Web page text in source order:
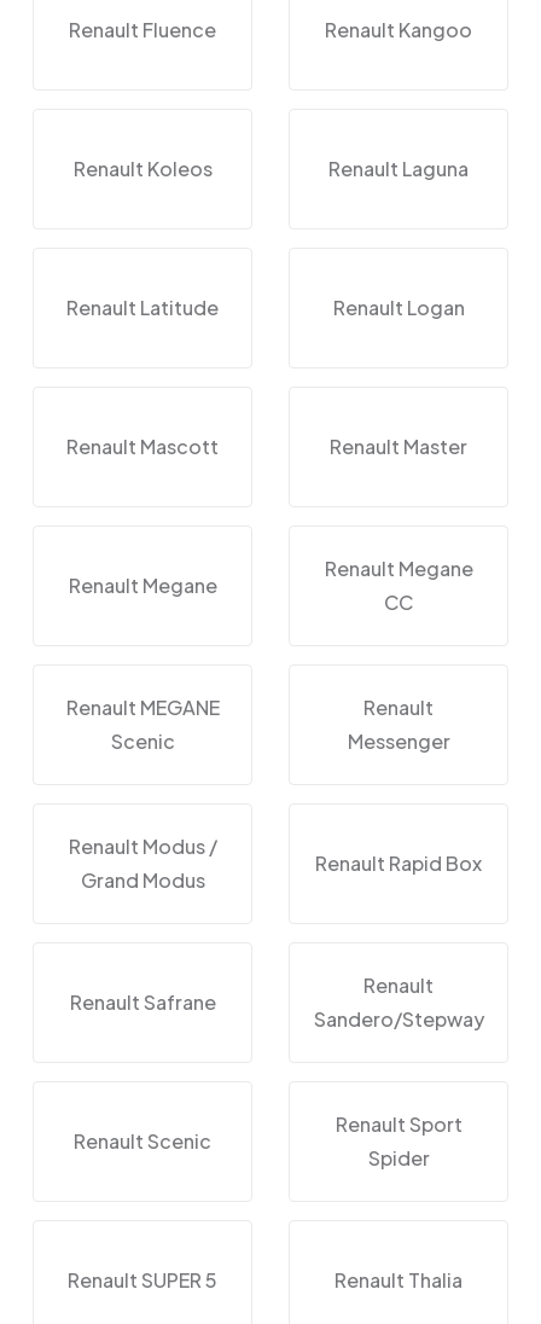
Renault Fluence Renault Kangoo
Renault Koleos Renault Laguna
Renault Latitude Renault Logan
Renault Mascott Renault Master
Renault Megane
Renault Megane
CC
Renault MEGANE
Scenic
Renault
Messenger
Renault Modus /
Grand Modus
Renault Rapid Box
Renault Safrane
Renault
Sandero/Stepway
Renault Scenic
Renault Sport
Spider
Renault SUPER 5 Renault Thalia